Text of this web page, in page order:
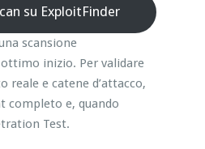
su ExploitFinder
scansione
inizio. Per validare
e catene d’attacco,
completo e, quando
Test.